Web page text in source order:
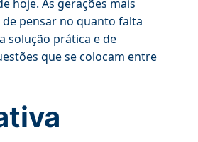
hoje. As gerações mais
pensar no quanto falta
solução prática e de
que se colocam entre